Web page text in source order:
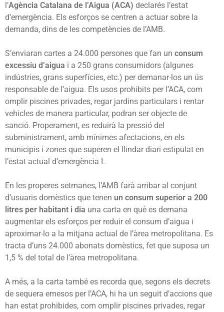
l’Agència Catalana de l’Aigua (ACA) declarés l’estat
d’emergència. Els esforços se centren a actuar sobre la
demanda, dins de les competències de l’AMB.
S’enviaran cartes a 24.000 persones que fan un consum
excessiu d’aigua i a 250 grans consumidors (algunes
indústries, grans superfícies, etc.) per demanar-los un ús
responsable de l’aigua. Els usos prohibits per l’ACA, com
omplir piscines privades, regar jardins particulars i rentar
vehicles de manera particular, podran ser objecte de
sanció. Properament, es reduirà la pressió del
subministrament, amb mínimes afectacions, en els
municipis i zones que superen el llindar diari estipulat en
l’estat actual d’emergència I.
En les properes setmanes, l’AMB farà arribar al conjunt
d’usuaris domèstics que tenen un consum superior a 200
litres per habitant i dia una carta en què es demana
augmentar els esforços per reduir el consum d’aigua i
aproximar-lo a la mitjana actual de l’àrea metropolitana. Es
tracta d’uns 24.000 abonats domèstics, fet que suposa un
1,5 % del total de l’àrea metropolitana.
A més, a la carta també es recorda que, segons els decrets
de sequera emesos per l’ACA, hi ha un seguit d’accions que
han estat prohibides, com omplir piscines privades, regar